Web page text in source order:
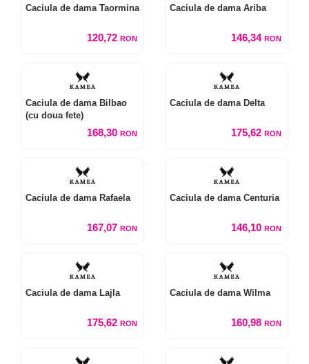
Caciula de dama Taormina
120,72 RON
Caciula de dama Ariba
146,34 RON
Caciula de dama Bilbao
(cu doua fete)
168,30 RON
Caciula de dama Delta
175,62 RON
Caciula de dama Rafaela
167,07 RON
Caciula de dama Centuria
146,10 RON
Caciula de dama Lajla
175,62 RON
Caciula de dama Wilma
160,98 RON